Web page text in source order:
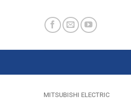
MITSUBISHI ELECTRIC